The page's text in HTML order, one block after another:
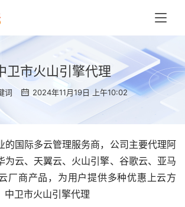
卫市火山引擎代理
词 2024年11月19日 上午10:02
的国际多云管理服务商，公司主要代理阿
为云、天翼云、火山引擎、谷歌云、亚马
厂商产品，为用户提供多种优惠上云方
中卫市火山引擎代理